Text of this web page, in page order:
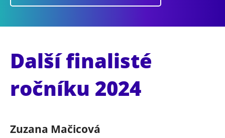
Další finalisté
ročníku 2024
Zuzana Mačicová